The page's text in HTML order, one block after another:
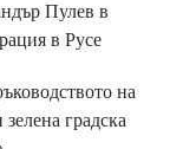
Пулев в
в Русе
на
градска